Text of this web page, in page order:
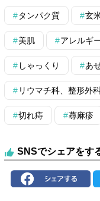
タンパク質 玄
美肌 アレルギ
しゃっくり あ
リウマチ科、整形外
切れ痔 蕁麻疹
SNSでシェアをす